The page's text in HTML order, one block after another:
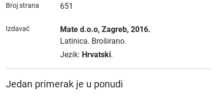
Broj strana 651
Izdavač Mate d.o.o, Zagreb, 2016.
Latinica. Broširano.
Jezik: Hrvatski.
Jedan primerak je u ponudi